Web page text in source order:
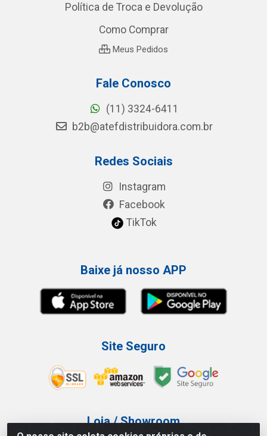
Política de Troca e Devolução
Como Comprar
Meus Pedidos
Fale Conosco
(11) 3324-6411
b2b@atefdistribuidora.com.br
Redes Sociais
Instagram
Facebook
TikTok
Baixe já nosso APP
Site Seguro
Loja / Showroom